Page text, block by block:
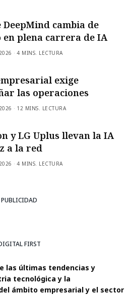
DeepMind cambia de
en plena carrera de IA
4 MINS. LECTURA
exige
las operaciones
12 MINS. LECTURA
y LG Uplus llevan la IA
a la red
4 MINS. LECTURA
PUBLICIDAD
FIRST
las últimas tendencias y
tecnológica y la
ámbito empresarial y el sector